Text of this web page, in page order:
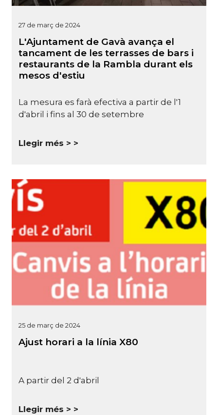
27 de març de 2024
L'Ajuntament de Gavà avança el
tancament de les terrasses de bars i
restaurants de la Rambla durant els
mesos d'estiu
La mesura es farà efectiva a partir de l'1
d'abril i fins al 30 de setembre
Llegir més >
25 de març de 2024
Ajust horari a la línia X80
A partir del 2 d'abril
Llegir més >